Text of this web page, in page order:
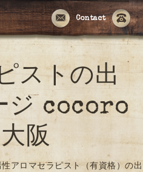
Contact
ストの出
ジ cocoro
阪
アロマセラピスト（有資格）の出